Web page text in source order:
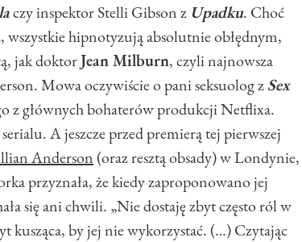
czy inspektor Stelli Gibson z Upadku. Choć
wszystkie hipnotyzują absolutnie obłędnym,
jak doktorJean Milburn, czyli najnowsza
Mowa oczywiście o pani seksuolog zSex
z głównych bohaterów produkcji Netflixa.
A jeszcze przed premierą tej pierwszej
Anderson(oraz resztą obsady) w Londynie,
przyznała, że kiedy zaproponowano jej
się ani chwili. „Nie dostaję zbyt często ról w
kusząca, by jej nie wykorzystać. (…) Czytając